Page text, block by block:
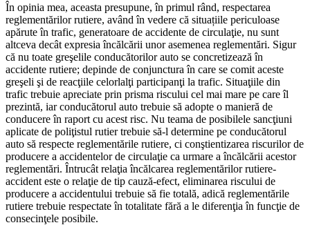
În opinia mea, aceasta presupune, în primul rând, respectarea
reglementărilor rutiere, având în vedere că situațiile periculoase
apărute în trafic, generatoare de accidente de circulaţie, nu sunt
altceva decât expresia încălcării unor asemenea reglementări. Sigur
că nu toate greşelile conducătorilor auto se concretizează în
accidente rutiere; depinde de conjunctura în care se comit aceste
greşeli şi de reacţiile celorlalţi participanţi la trafic. Situaţiile din
trafic trebuie apreciate prin prisma riscului cel mai mare pe care îl
prezintă, iar conducătorul auto trebuie să adopte o manieră de
conducere în raport cu acest risc. Nu teama de posibilele sancţiuni
aplicate de poliţistul rutier trebuie să-l determine pe conducătorul
auto să respecte reglementările rutiere, ci conştientizarea riscurilor de
producere a accidentelor de circulaţie ca urmare a încălcării acestor
reglementări. Întrucât relaţia încălcarea reglementărilor rutiere-
accident este o relaţie de tip cauză-efect, eliminarea riscului de
producere a accidentului trebuie să fie totală, adică reglementările
rutiere trebuie respectate în totalitate fără a le diferenţia în funcţie de
consecinţele posibile.